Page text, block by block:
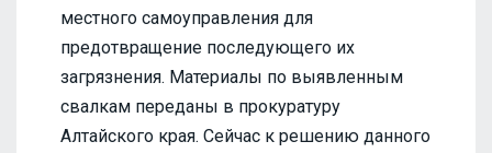
местного самоуправления для
предотвращение последующего их
загрязнения. Материалы по выявленным
свалкам переданы в прокуратуру
Алтайского края. Сейчас к решению данного